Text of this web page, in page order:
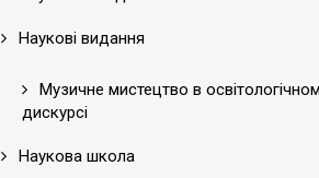
Наукові видання
Музичне мистецтво в
дискурсі
Наукова школа